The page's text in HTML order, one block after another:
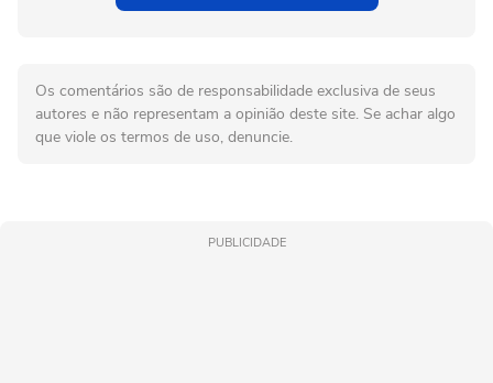
Os comentários são de responsabilidade exclusiva de seus
autores e não representam a opinião deste site. Se achar algo
que viole os termos de uso, denuncie.
PUBLICIDADE